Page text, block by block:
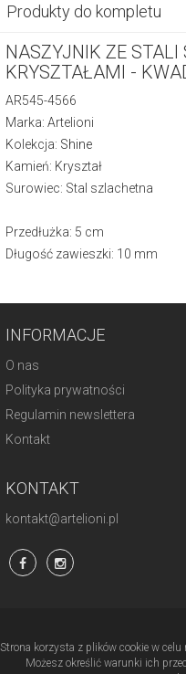
Produkty do kompletu
NASZYJNIK ZE STALI
KRYSZTAŁAMI -
AR545-4566
Marka: Artelioni
Kolekcja: Shine
Kamień: Kryształ
Surowiec: Stal szlachetna
Przedłużka: 5 cm
Długość zawieszki: 10 mm
INFORMACJE
O nas
Polityka prywatności
Regulamin newslettera
Kontakt
KONTAKT
kontakt@artelioni.pl
Strona korzysta z plików cookie w celu
Możesz określić warunki ich